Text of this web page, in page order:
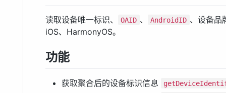
读取设备唯一标识、 OAID 、 AndroidID 、设备品
iOS、HarmonyOS。
功能
获取聚合后的设备标识信息